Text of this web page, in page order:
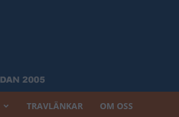
TRAVLÄNKAR OM OSS